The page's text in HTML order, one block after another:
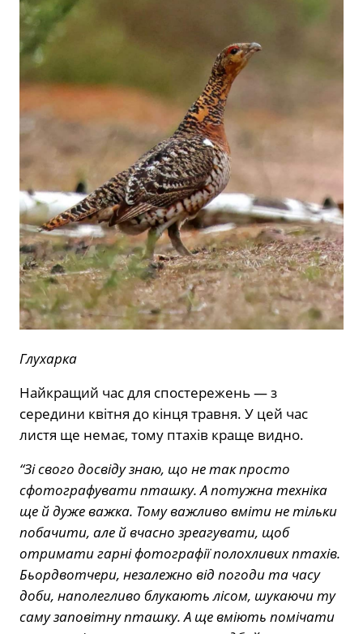
Глухарка
Найкращий час для спостережень — з
середини квітня до кінця травня. У цей час
листя ще немає, тому птахів краще видно.
“Зі свого досвіду знаю, що не так просто
сфотографувати пташку. А потужна техніка
ще й дуже важка. Тому важливо вміти не тільки
побачити, але й вчасно зреагувати, щоб
отримати гарні фотографії полохливих птахів.
Бьордвотчери, незалежно від погоди та часу
доби, наполегливо блукають лісом, шукаючи ту
саму заповітну пташку. А ще вміють помічати